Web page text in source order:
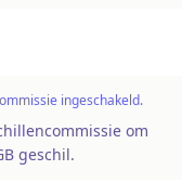
ingeschakeld.
om
geschil.